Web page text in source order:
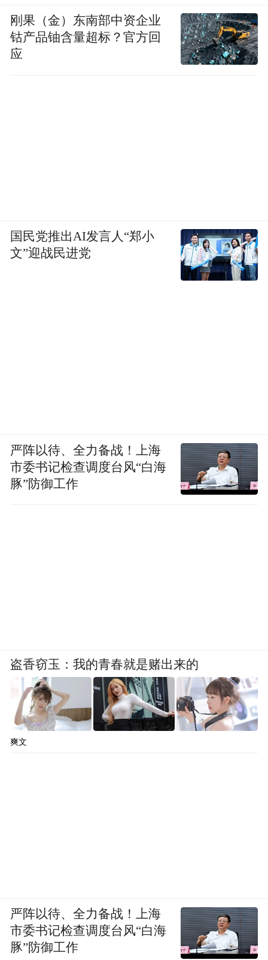
刚果（金）东南部中资企业
钴产品铀含量超标？官方回
应
国民党推出AI发言人“郑小
文”迎战民进党
严阵以待、全力备战！上海
市委书记检查调度台风“白海
豚”防御工作
盗香窃玉：我的青春就是赌出来的
爽文
严阵以待、全力备战！上海
市委书记检查调度台风“白海
豚”防御工作